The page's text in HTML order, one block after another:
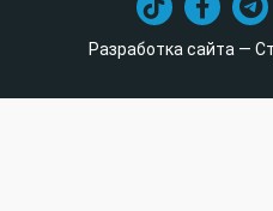
Разработка сайта —